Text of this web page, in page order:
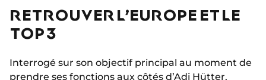
RETROUVER L’EUROPE ET LE
TOP 3
Interrogé sur son objectif principal au moment de
prendre ses fonctions aux côtés d’Adi Hütter,